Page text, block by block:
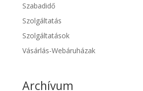
Szabadidő
Szolgáltatás
Szolgáltatások
Vásárlás-Webáruházak
Archívum